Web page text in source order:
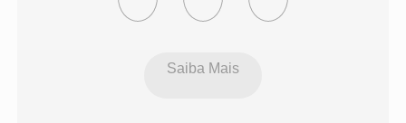
Saiba Mais